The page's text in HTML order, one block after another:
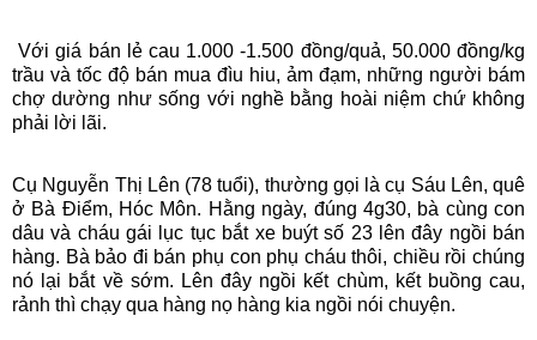
Với giá bán lẻ cau 1.000 -1.500 đồng/quả, 50.000 đồng/kg
trầu và tốc độ bán mua đìu hiu, ảm đạm, những người bám
chợ dường như sống với nghề bằng hoài niệm chứ không
phải lời lãi.
Cụ Nguyễn Thị Lên (78 tuổi), thường gọi là cụ Sáu Lên, quê
ở Bà Điểm, Hóc Môn. Hằng ngày, đúng 4g30, bà cùng con
dâu và cháu gái lục tục bắt xe buýt số 23 lên đây ngồi bán
hàng. Bà bảo đi bán phụ con phụ cháu thôi, chiều rồi chúng
nó lại bắt về sớm. Lên đây ngồi kết chùm, kết buồng cau,
rảnh thì chạy qua hàng nọ hàng kia ngồi nói chuyện.